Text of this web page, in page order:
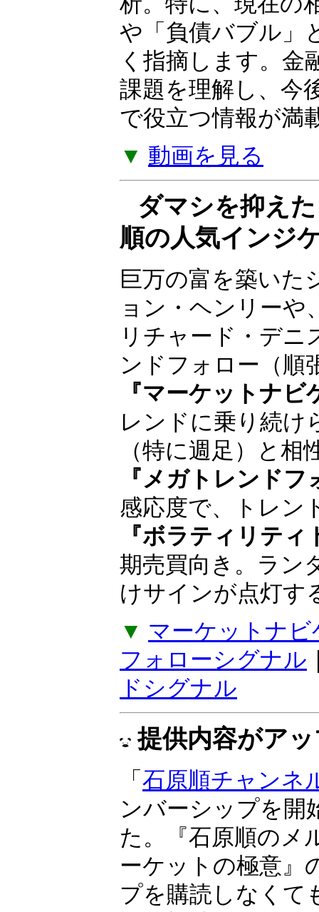
ついて解説する
の金融政策、株式
スクなど、幅広い
析。特に、現在の
や「負債バブル」
く指摘します。金
課題を理解し、今
で役立つ情報が満
▼ 動画を見る
ダマシを抑え
順の人気インジ
巨万の富を築いた
ョン・ヘンリー
や、タートルズの
産みの親リチャー
ド・デニスが得
ロー（順張り投資
『マーケットナビ
レンドに乗り続け
（特に週足）と相
『メガトレンドフ
感応度で、トレン
『ボラティリテ
期売買向き。ラン
けサインが点灯す
▼ マーケットナビ
フォローシグナル
ドシグナル
提供内容がア